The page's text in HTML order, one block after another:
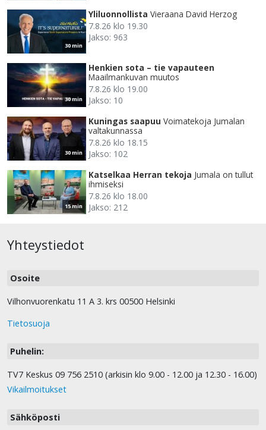
30 min
Yliluonnollista Vieraana David Herzog
7.8.26 klo 19.30
Jakso: 963
30 min
Henkien sota – tie vapauteen
Maailmankuvan muutos
7.8.26 klo 19.00
Jakso: 10
30 min
Kuningas saapuu Voimatekoja Jumalan
valtakunnassa
7.8.26 klo 18.15
Jakso: 102
15 min
Katselkaa Herran tekoja Jumala on tullut
ihmiseksi
7.8.26 klo 18.00
Jakso: 212
Yhteystiedot
Osoite
Vilhonvuorenkatu 11 A 3. krs 00500 Helsinki
Tietosuoja
Puhelin:
TV7 Keskus 09 756 2510 (arkisin klo 9.00 - 12.00 ja 12.30 - 16.00)
Vikailmoitukset
Sähköposti